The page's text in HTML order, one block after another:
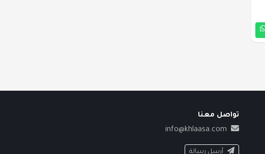
تواصل معنا
info@khlaasa.com
أرسل رسالة